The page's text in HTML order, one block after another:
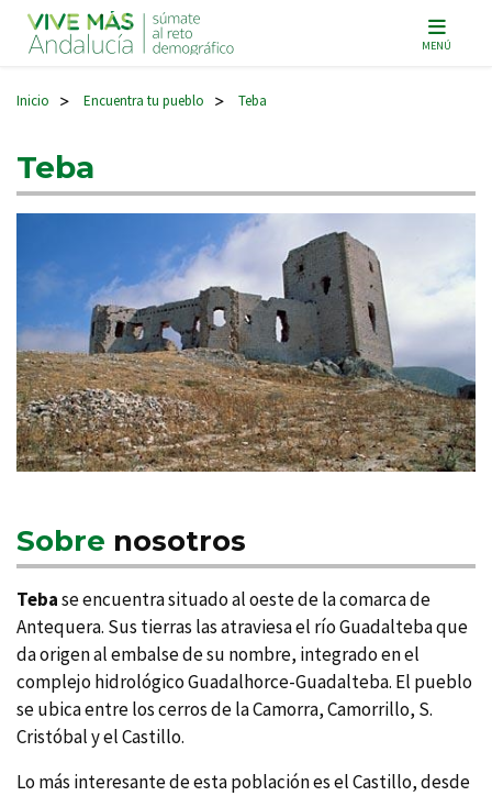
Navegación principal MENÚ
Inicio > Encuentra tu pueblo > Teba
Teba
Sobre nosotros
Tebase encuentra situado al oeste de la comarca de
Antequera. Sus tierras las atraviesa el rí­o Guadalteba que
da origen al embalse de su nombre, integrado en el
complejo hidrológico Guadalhorce-Guadalteba. El pueblo
se ubica entre los cerros de la Camorra, Camorrillo, S.
Cristóbal y el Castillo.
Lo más interesante de esta población es el Castillo, desde